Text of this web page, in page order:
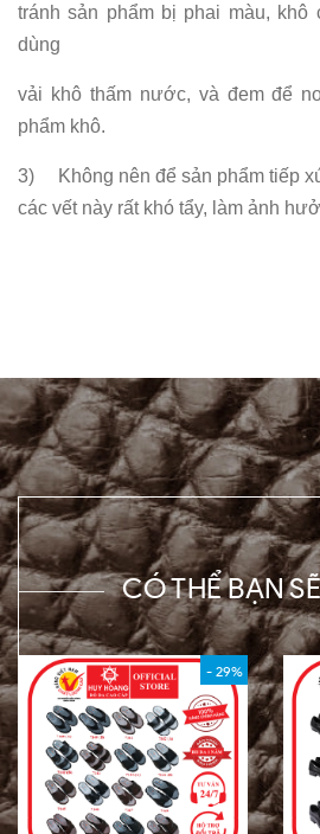
tránh sản phẩm bị phai màu,
dùng
vải khô thấm nước, và đem để
phẩm khô.
3) Không nên để sản phẩm tiếp
các vết này rất khó tẩy, làm ảnh
CÓ THỂ BẠN
- 29%